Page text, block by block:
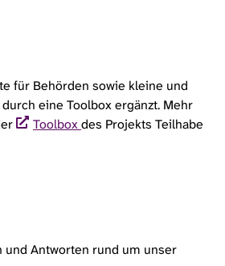
für Behörden sowie kleine und
eine Toolbox ergänzt. Mehr
Toolboxdes Projekts Teilhabe
und Antworten rund um unser